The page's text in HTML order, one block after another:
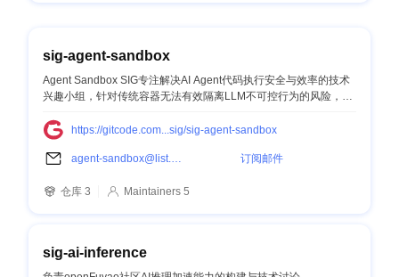
sig-agent-sandbox
Agent Sandbox SIG专注解决AI Agent代码执行安全与效率的技术
兴趣小组，针对传统容器无法有效隔离LLM不可控行为的风险，提
标准化的安全运行环境。
https://gitcode.com...sig/sig-agent-sandbox
agent-sandbox@list.openfuyao.cn 订阅邮件
仓库 3 Maintainers 5
sig-ai-inference